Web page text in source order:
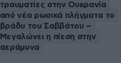
τραυματίες στην Ουκρανία
από νέα ρωσικά πλήγματα το
βράδυ του Σαββάτου –
Μεγαλώνει η πίεση στην
αεράμυνα